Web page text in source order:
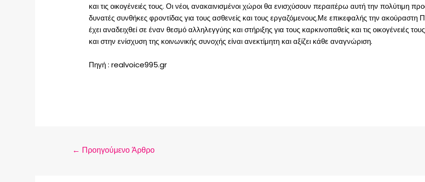
και τις οικογένειές τους. Οι νέοι, ανακαινισμένοι χώροι θα ενισχύσουν περαιτέρω αυτή την πολύτιμη
δυνατές συνθήκες φροντίδας για τους ασθενείς και τους εργαζόμενους.Με επικεφαλής την
έχει αναδειχθεί σε έναν θεσμό αλληλεγγύης και στήριξης για τους καρκινοπαθείς και τις οικογένειές
και στην ενίσχυση της κοινωνικής συνοχής είναι ανεκτίμητη και αξίζει κάθε αναγνώριση.
Πηγή : realvoice995.gr
← Προηγούμενο Άρθρο